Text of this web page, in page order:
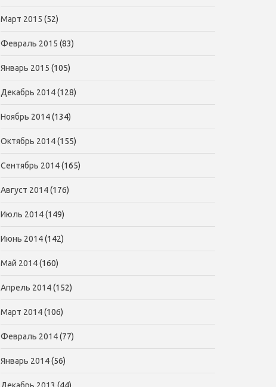
Март 2015 (52)
Февраль 2015 (83)
Январь 2015 (105)
Декабрь 2014(128)
Ноябрь 2014(134)
Октябрь 2014(155)
Сентябрь 2014(165)
Август 2014(176)
Июль 2014(149)
Июнь 2014(142)
Май 2014(160)
Апрель 2014(152)
Март 2014(106)
Февраль 2014(77)
Январь 2014(56)
Декабрь 2013 (44)